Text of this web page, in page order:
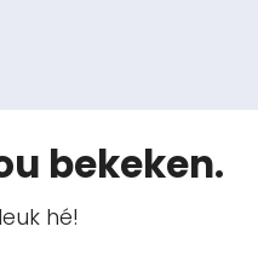
bekeken.
hé!